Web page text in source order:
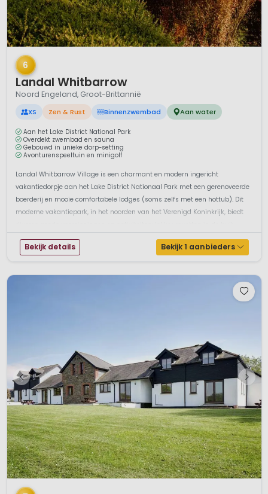
1 / 12
6
Landal Whitbarrow
Noord Engeland, Groot-Brittannië
XS Zen & Rust Binnenzwembad Aan water
Aan het Lake District National Park
Overdekt zwembad en sauna
Gebouwd in unieke dorp-setting
Avonturenspeeltuin en minigolf
Landal Whitbarrow Village is een charmant en modern ingericht
vakantiedorpje aan het Lake District Nationaal Park met een gerenoveerde
boerderij en mooie comfortabele lodges (soms zelfs met een hottub). Dit
moderne vakantiepark, in het noorden van het Verenigd Koninkrijk, biedt
Bekijk details Bekijk 1 aanbieders
1 / 12